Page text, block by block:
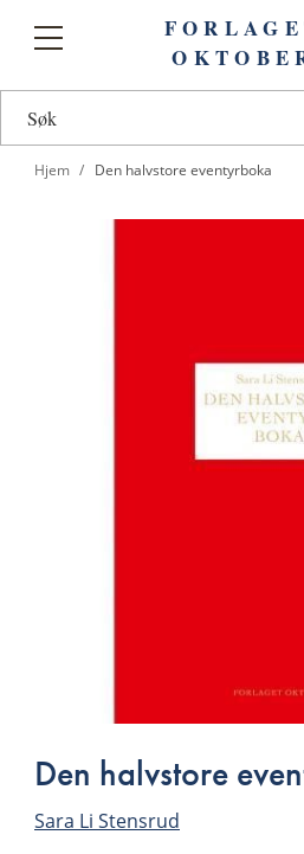
Toggle
Hjem Den halvstore eventyrboka
Den halvstore
Sara Li Stensrud